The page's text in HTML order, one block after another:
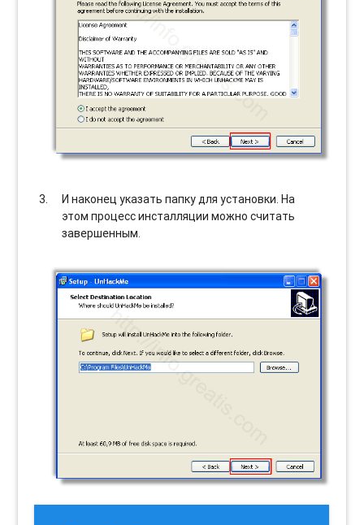
И наконец указать папку для установки. На
этом процесс инсталляции можно считать
завершенным.